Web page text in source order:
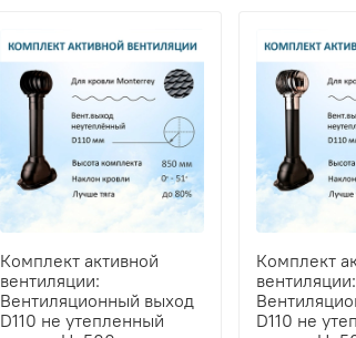
Комплект активной
вентиляции:
Вентиляционный выход
D110 не утепленный
Комплект
вентиляции:
D110 не